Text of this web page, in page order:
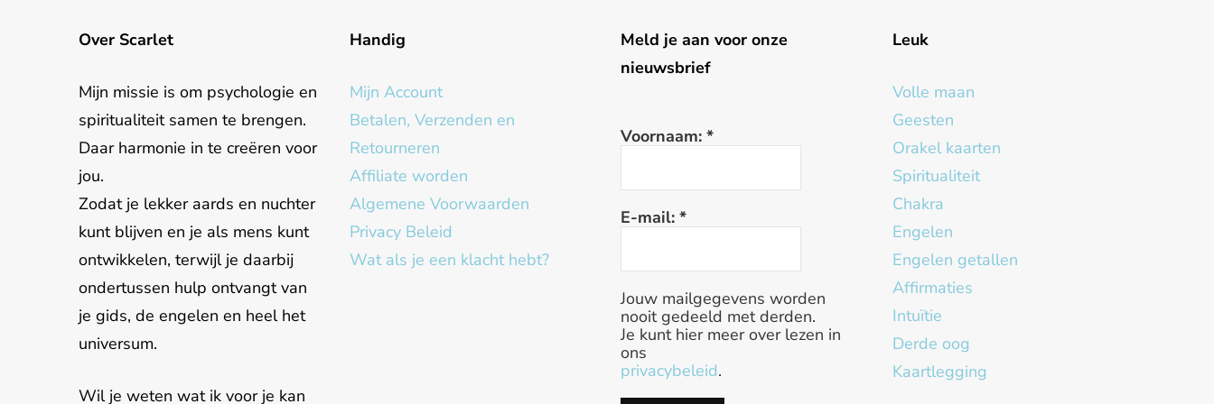
Over Scarlet
Mijn missie is om psychologie en
spiritualiteit samen te brengen.
Daar harmonie in te creëren voor
jou.
Zodat je lekker aards en nuchter
kunt blijven en je als mens kunt
ontwikkelen, terwijl je daarbij
ondertussen hulp ontvangt van
je gids, de engelen en heel het
universum.
Wil je weten wat ik voor je kan
Handig
Mijn Account
Betalen, Verzenden en
Retourneren
Affiliate worden
Algemene Voorwaarden
Privacy Beleid
Wat als je een klacht hebt?
Meld je aan voor onze
nieuwsbrief
Voornaam:*
E-mail:*
Jouw mailgegevens worden
nooit gedeeld met derden.
Je kunt hier meer over lezen in
ons
privacybeleid.
Leuk
Volle maan
Geesten
Orakel kaarten
Spiritualiteit
Chakra
Engelen
Engelen getallen
Affirmaties
Intuïtie
Derde oog
Kaartlegging